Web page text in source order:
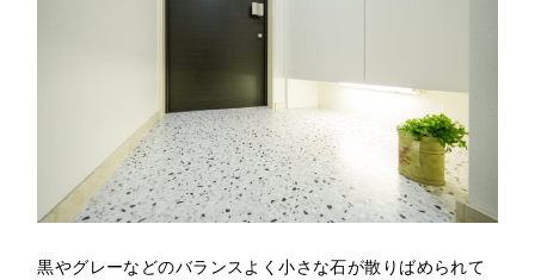
黒やグレーなどのバランスよく小さな石が散りばめられて